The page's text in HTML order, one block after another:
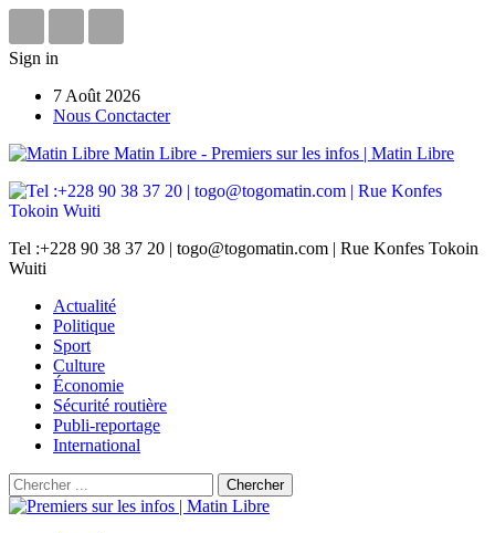
Sign in
7 Août 2026
Nous Conctacter
Matin Libre - Premiers sur les infos | Matin Libre
Tel :+228 90 38 37 20 | togo@togomatin.com | Rue Konfes Tokoin
Wuiti
Actualité
Politique
Sport
Culture
Économie
Sécurité routière
Publi-reportage
International